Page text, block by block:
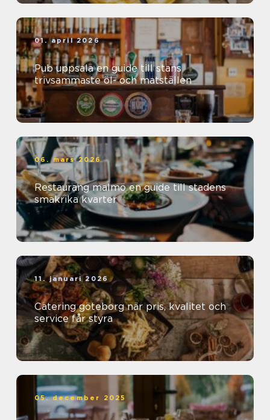
01. april 2026
Pub uppsala en guide till stans
trivsammaste öl- och matställen
06. mars 2026
Restaurang malmö en guide till stadens
smakrika kvarter
11. januari 2026
Catering göteborg när pris, kvalitet och
service får styra
05. december 2025